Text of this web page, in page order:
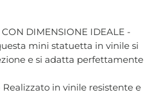
DIMENSIONE IDEALE -
mini statuetta in vinile si
e si adatta perfettamente
Realizzato in vinile resistente e